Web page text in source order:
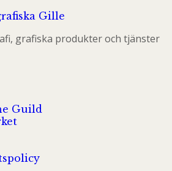
Gille
grafiska produkter och tjänster
Guild